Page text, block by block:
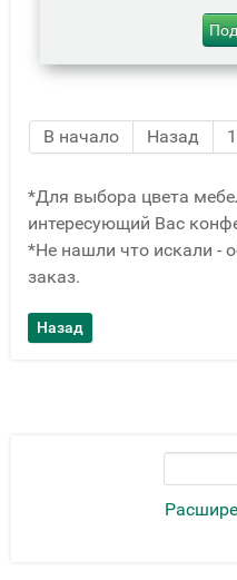
В начало Назад 1
*Для выбора цвета
интересующий Вас
*Не нашли что искали -
заказ.